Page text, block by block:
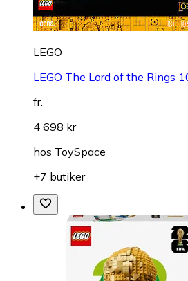
LEGO
LEGO The Lord of the Rings
fr.
4 698 kr
hos ToySpace
+7 butiker